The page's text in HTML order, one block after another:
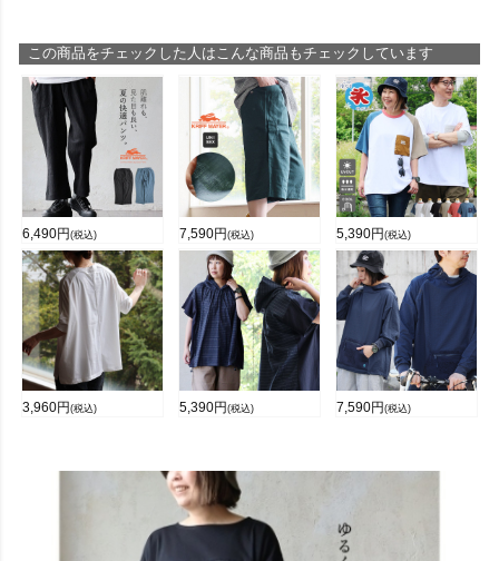
この商品をチェックした人はこんな商品もチェックしています
6,490円 (税込) 7,590円 (税込) 5,390円 (税込)
3,960円 (税込) 5,390円 (税込) 7,590円 (税込)